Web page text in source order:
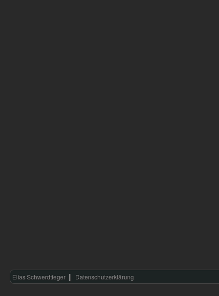
Elias Schwerdtfeger Datenschutzerklärung